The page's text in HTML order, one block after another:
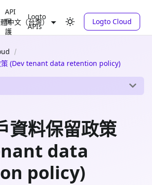
API
保
護
Logto
APIs
中文（台灣） Logto Cloud
策 (Dev tenant data retention policy)
資料保留政策
data
policy)